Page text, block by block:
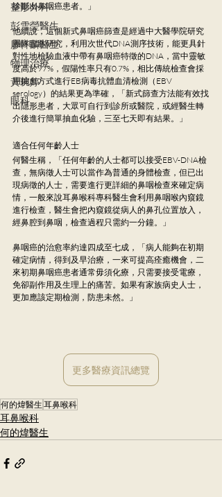
整形外科
彭雪瑩醫生
廖軒麟醫生
物理治療
黃琬婷
眼科
診斷出鼻咽癌患者。」
他續說，這個新式鼻咽癌篩查是經過中大醫學院研究
團隊臨牀研究，利用次世代DNA測序技術，能更具針
對性地檢驗血液中帶有鼻咽癌特徵的DNA，當中靈敏
度高於97%，假陽性率只有0.7%，相比傳統檢查會採
用抽血方式進行EB病毒抗體血清檢測（EBV
serology）的結果更為準確，「新式篩查方法能有效找
出隱形患者，大眾可自行到診所或醫院，或經醫生轉
介後進行簡單抽血化驗，三至七天即有結果。」
適合任何年齡人士
何醫生稱，「任何年齡的人士都可以接受EBV-DNA檢
查，無病徵人士可以當作為普通的身體檢查，但已出
現病徵的人士，需要進行更詳細的鼻咽檢查來確定病
情，一般來說耳鼻喉科專科醫生會利用鼻咽喉內窺鏡
進行檢查，醫生會把內窺鏡從病人的鼻孔位置放入，
經鼻腔到鼻咽，檢查過程只需約一分鐘。」
鼻咽癌的治愈率約達四成至七成，「病人能夠在初期
確定病情，得到及早治療，一來可提高痊癒機會，二
來初期鼻咽癌患者通常毋須化療，只需要接受電療，
免卻副作用及生理上的痛苦。如果有家族病史人士，
更加應該定期檢測，防患未然。」
更多醫療資訊總覽
何的煒醫生 耳鼻喉科
耳鼻喉科
何的煒醫生